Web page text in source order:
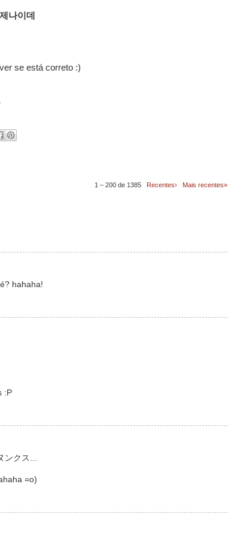
제나이데
se está correto :)
1 – 200 de 1385 Recentes› Mais recentes»
hahaha!
:P
ンクス...
=o)